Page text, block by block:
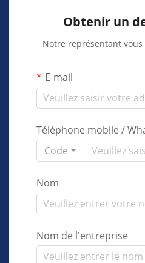
Obtenir un
Notre représentant
E-mail
Téléphone mobile /
Code
Nom
Nom de l'entreprise